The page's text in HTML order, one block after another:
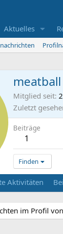
Aktuelles
meatball
Mitglied seit
Zuletzt
Beiträge
1
Finden
Aktivitäten
im Profil